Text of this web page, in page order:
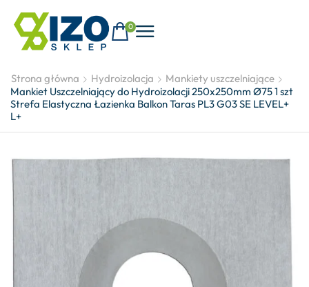
0
Strona główna Hydroizolacja
Mankiety uszczelniające
Mankiet Uszczelniający do Hydroizolacji 250x250mm Ø75 1 szt
Strefa Elastyczna Łazienka Balkon Taras PL3 G03 SE LEVEL+
L+